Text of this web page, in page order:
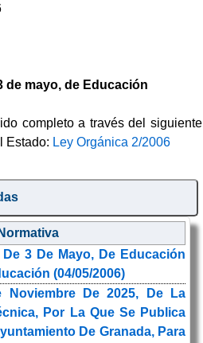
de mayo, de Educación
completo a través del siguiente
Estado: Ley Orgánica 2/2006
Normativa
De 3 De Mayo, De Educación
(04/05/2006)
Noviembre De 2025, De La
Por La Que Se Publica
De Granada, Para